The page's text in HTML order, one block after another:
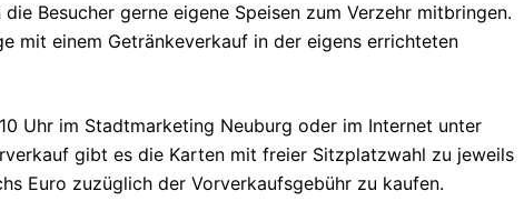
Besucher gerne eigene Speisen zum Verzehr mitbringen.
mit einem Getränkeverkauf in der eigens errichteten
Uhr im Stadtmarketing Neuburg oder im Internet unter
gibt es die Karten mit freier Sitzplatzwahl zu jeweils
Euro zuzüglich der Vorverkaufsgebühr zu kaufen.